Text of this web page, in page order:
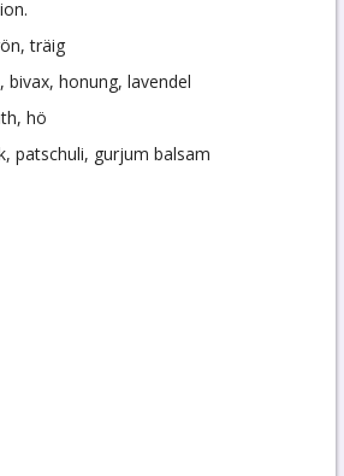
träig
bivax, honung, lavendel
hö
patschuli, gurjum balsam